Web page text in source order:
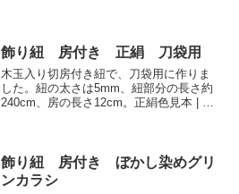
飾り紐 房付き 正絹 刀袋用
木玉入り切房付き紐で、刀袋用に作りま
した。紐の太さは5mm、紐部分の長さ約
240cm、房の長さ12cm。正絹色見本 | 房
飾り紐 房付き ぼかし染めグリ
ンカラシ